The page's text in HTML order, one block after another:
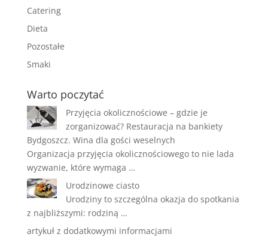
Catering
Dieta
Pozostałe
Smaki
Warto poczytać
Przyjęcia okolicznościowe – gdzie je
zorganizować? Restauracja na bankiety
Bydgoszcz. Wina dla gości weselnych
Organizacja przyjęcia okolicznościowego to nie lada
wyzwanie, które wymaga …
Urodzinowe ciasto
Urodziny to szczególna okazja do spotkania
z najbliższymi: rodziną …
artykuł z dodatkowymi informacjami